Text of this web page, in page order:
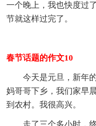
一个晚上，我也快度过
节就这样过完了。
春节话题的作文10
今天是元旦，新年
妈哥哥下乡，我们家早
到农村。我很高兴。